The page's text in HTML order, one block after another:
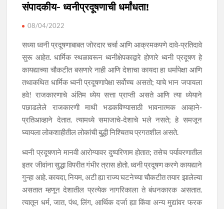
संपादकीय- ध्वनीप्रदूषणाची धर्मांधता!
08/04/2022
सध्या ध्वनी प्रदूषणाबाबत जोरदार चर्चा आणि आक्रमकपणे दावे-प्रतिदावे
सुरू आहेत. धार्मिक स्थळावरून ध्वनीक्षेपकाद्वारे होणारे ध्वनी प्रदूषण हे
कायद्याच्या चौकटीत बसणारे नाही आणि देशाचा कायदा हा धर्मापेक्षा आणि
तथाकथित धार्मिक ध्वनी प्रदूषणापेक्षा सर्वोच्च असतो; याचे भान जपायला
हवे! राजकारणाचे अंतिम ध्येय सत्ता प्राप्ती असते आणि त्या ध्येयाने
पछाडलेले राजकारणी माथी भडकविण्यासाठी भावनात्मक आव्हाने-
प्रतिआव्हाने देतात. त्यामध्ये समाजाचे-देशाचे भले नसते; हे समजून
घ्यायला लोकशाहीतील लोकांची बुद्धी निश्चितच प्रगतशील असते.
ध्वनी प्रदूषणाने मानवी आरोग्यावर दुष्परिणाम होतात; तसेच पर्यावरणातील
इतर जीवांना सुद्धा विपरीत गंभीर त्रास होतो. ध्वनी प्रदूषण करणे कायद्याने
गुन्हा आहे. कायदा, नियम, अटी ह्या राज्य घटनेच्या चौकटीत तयार झालेल्या
असतात म्हणून देशातील प्रत्येक नागरिकाला ते बंधनकारक असतात.
त्यातून धर्म, जात, पंथ, लिंग, आर्थिक दर्जा ह्या किंवा अन्य मुद्यांवर फरक